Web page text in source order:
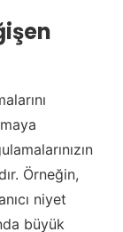
Örneğin,
niyet
büyük